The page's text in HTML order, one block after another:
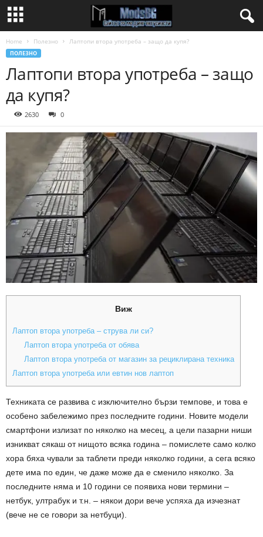
Home Полезно Лаптопи втора употреба – защо да купя?
ПОЛЕЗНО
Лаптопи втора употреба – защо
да купя?
2630 0
Виж
Лаптоп втора употреба – струва ли си?
Лаптоп втора употреба от обява
Лаптоп втора употреба от магазин за рециклирана техника
Лаптоп втора употреба или евтин нов лаптоп
Техниката се развива с изключително бързи темпове, и това е
особено забележимо през последните години. Новите модели
смартфони излизат по няколко на месец, а цели пазарни ниши
изникват сякаш от нищото всяка година – помислете само колко
хора бяха чували за таблети преди няколко години, а сега всяко
дете има по един, че даже може да е сменило няколко. За
последните няма и 10 години се появиха нови термини –
нетбук, ултрабук и т.н. – някои дори вече успяха да изчезнат
(вече не се говори за нетбуци).